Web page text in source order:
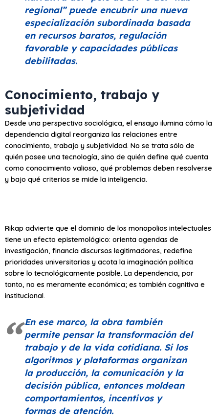
regional”puede encubrir una nueva
especialización subordinada basada
en recursos baratos, regulación
favorable y capacidades públicas
debilitadas.
Conocimiento, trabajo y
subjetividad
Desde una perspectiva sociológica, el ensayo ilumina cómo la
dependencia digital reorganiza las relaciones entre
conocimiento, trabajo y subjetividad. No se trata sólo de
quién posee una tecnología, sino de quién define qué cuenta
como conocimiento valioso, qué problemas deben resolverse
y bajo qué criterios se mide la inteligencia.
Rikap advierte que el dominio de los monopolios intelectuales
tiene un efecto epistemológico: orienta agendas de
investigación, financia discursos legitimadores, redefine
prioridades universitarias y acota la imaginación política
sobre lo tecnológicamente posible. La dependencia, por
tanto, no es meramente económica; es también cognitiva e
institucional.
En ese marco, la obra también
permite pensar la transformación del
trabajo y de la vida cotidiana. Si los
algoritmos y plataformas organizan
la producción, la comunicación y la
decisión pública, entonces moldean
comportamientos, incentivos y
formas de atención.